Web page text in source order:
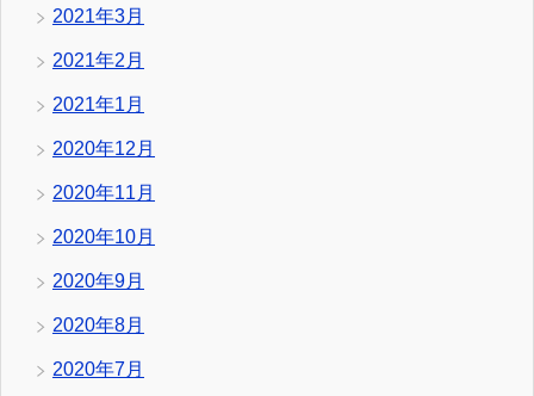
2021年3月
2021年2月
2021年1月
2020年12月
2020年11月
2020年10月
2020年9月
2020年8月
2020年7月